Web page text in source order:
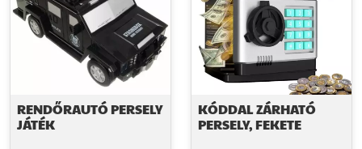
RENDŐRAUTÓ PERSELY
JÁTÉK
KÓDDAL ZÁRHATÓ
PERSELY, FEKETE